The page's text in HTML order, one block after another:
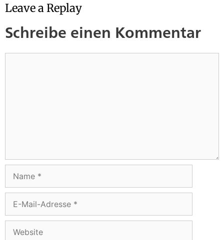
Leave a Replay
Schreibe einen Kommentar